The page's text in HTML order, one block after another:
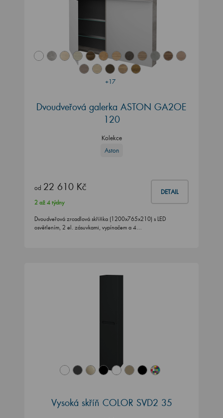
+17
Dvoudveřová galerka ASTON GA2OE
120
Kolekce
Aston
od 22 610 Kč DETAIL
2 až 4 týdny
Dvoudveřová zrcadlová skříňka (1200x765x210) s LED
osvětlením, 2 el. zásuvkami, vypínačem a 4…
Vysoká skříň COLOR SVD2 35